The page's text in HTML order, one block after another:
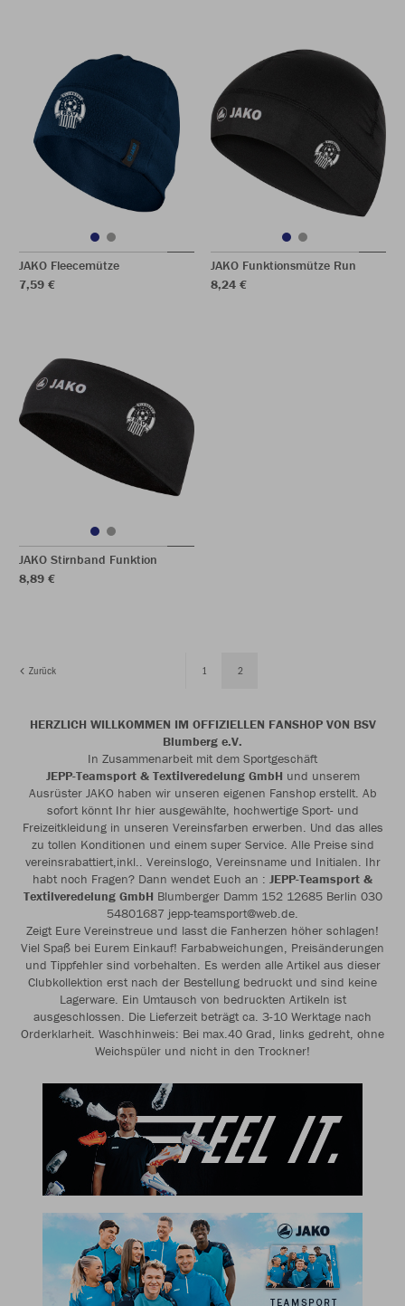
JAKO Fleecemütze
7,59 €
JAKO Funktionsmütze Run
8,24 €
JAKO Stirnband Funktion
8,89 €
Zurück 1 2
HERZLICH WILLKOMMEN IM OFFIZIELLEN FANSHOP VON BSV
Blumberg e.V.
In Zusammenarbeit mit dem Sportgeschäft
JEPP-Teamsport & Textilveredelung GmbH und unserem
Ausrüster JAKO haben wir unseren eigenen Fanshop erstellt. Ab
sofort könnt Ihr hier ausgewählte, hochwertige Sport- und
Freizeitkleidung in unseren Vereinsfarben erwerben. Und das alles
zu tollen Konditionen und einem super Service. Alle Preise sind
vereinsrabattiert,inkl.. Vereinslogo, Vereinsname und Initialen. Ihr
habt noch Fragen? Dann wendet Euch an : JEPP-Teamsport &
Textilveredelung GmbH Blumberger Damm 152 12685 Berlin 030
54801687 jepp-teamsport@web.de.
Zeigt Eure Vereinstreue und lasst die Fanherzen höher schlagen!
Viel Spaß bei Eurem Einkauf! Farbabweichungen, Preisänderungen
und Tippfehler sind vorbehalten. Es werden alle Artikel aus dieser
Clubkollektion erst nach der Bestellung bedruckt und sind keine
Lagerware. Ein Umtausch von bedruckten Artikeln ist
ausgeschlossen. Die Lieferzeit beträgt ca. 3-10 Werktage nach
Orderklarheit. Waschhinweis: Bei max.40 Grad, links gedreht, ohne
Weichspüler und nicht in den Trockner!